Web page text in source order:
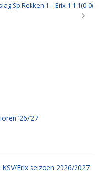
Sp.Rekken 1 – Erix 1 1-1(0-0)
’26/’27
KSV/Erix seizoen 2026/2027